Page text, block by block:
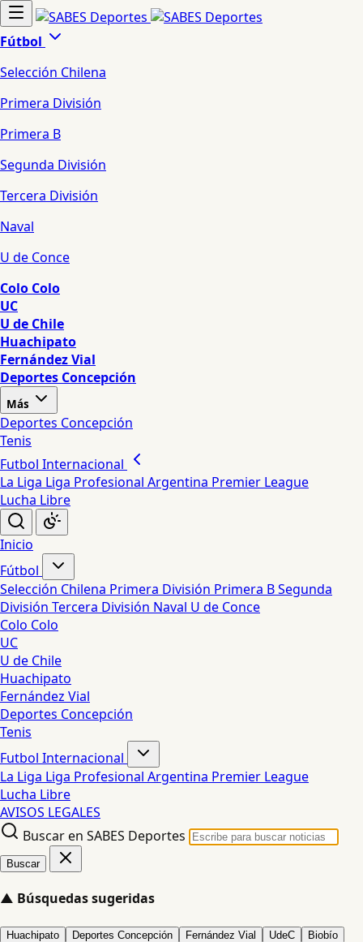
Fútbol
Selección Chilena
Primera División
Primera B
Segunda División
Tercera División
Naval
U de Conce
Colo Colo
UC
U de Chile
Huachipato
Fernández Vial
Deportes Concepción
Más
Deportes Concepción
Tenis
Futbol Internacional
La Liga Liga Profesional Argentina Premier League
Lucha Libre
Inicio
Fútbol
Selección Chilena Primera División Primera BSegunda
División Tercera División Naval U de Conce
Colo Colo
UC
U de Chile
Huachipato
Fernández Vial
Deportes Concepción
Tenis
Futbol Internacional
La Liga Liga Profesional Argentina Premier League
Lucha Libre
AVISOS LEGALES
Buscar en SABES Deportes
Buscar
▲ Búsquedas sugeridas
Huachipato Deportes Concepción Fernández Vial UdeC Biobío